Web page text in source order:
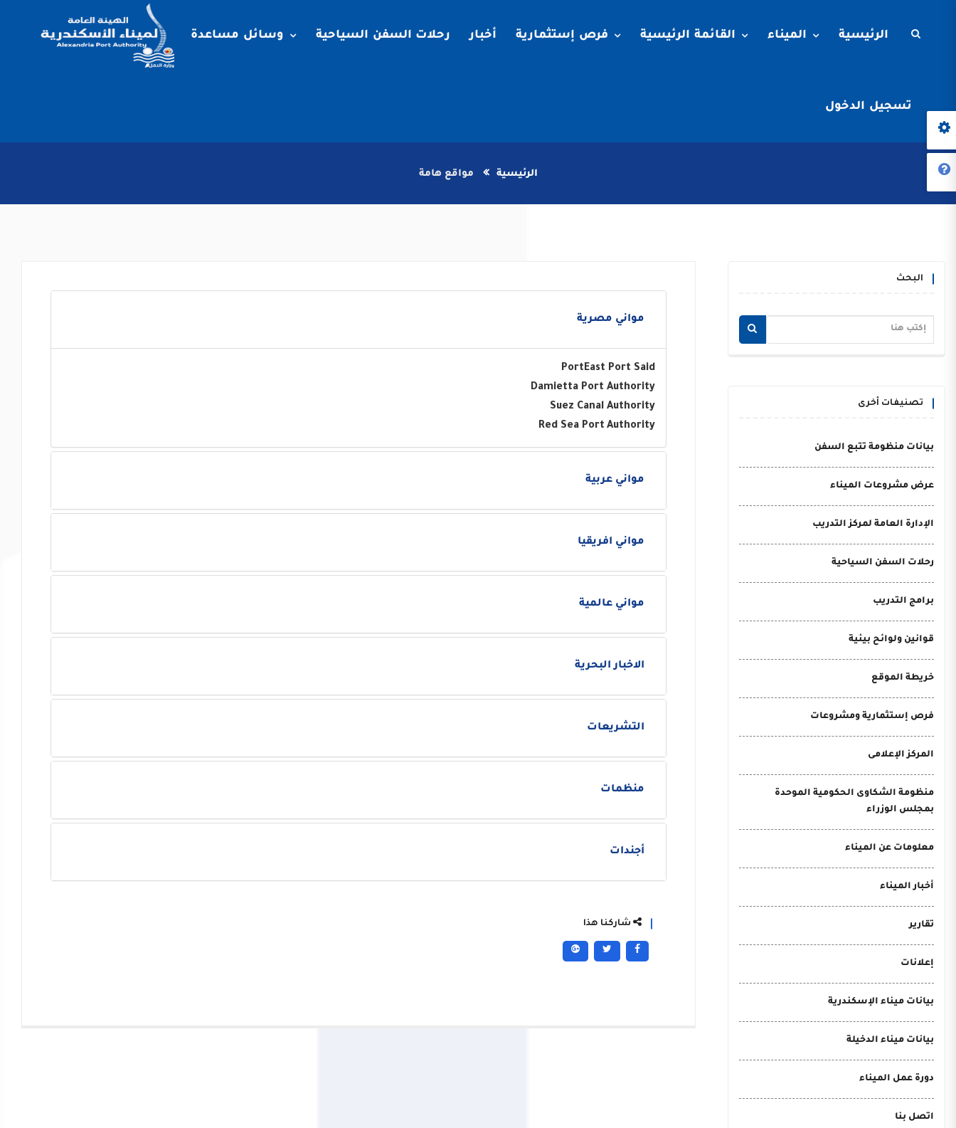
الرئيسية الميناء القائمة الرئيسية فرص إستثمارية أخبار رحلات السفن السياحية وسائل مساعدة
تسجيل الدخول
الرئيسية مواقع هامة
البحث
تصنيفات أخرى
بيانات منظومة تتبع السفن
عرض مشروعات الميناء
الإدارة العامة لمركز التدريب
رحلات السفن السياحية
برامج التدريب
قوانين ولوائح بيئية
خريطة الموقع
فرص إستثمارية ومشروعات
المركز الإعلامى
منظومة الشكاوى الحكومية الموحدة
بمجلس الوزراء
معلومات عن الميناء
أخبار الميناء
تقارير
إعلانات
بيانات ميناء الإسكندرية
بيانات ميناء الدخيلة
دورة عمل الميناء
اتصل بنا
مواني مصرية
East Port Said
Port
Damietta Port Authority
Suez Canal Authority
Red Sea Port Authority
مواني عربية
مواني افريقيا
مواني عالمية
الاخبار البحرية
التشريعات
منظمات
أجندات
شاركنا هذا